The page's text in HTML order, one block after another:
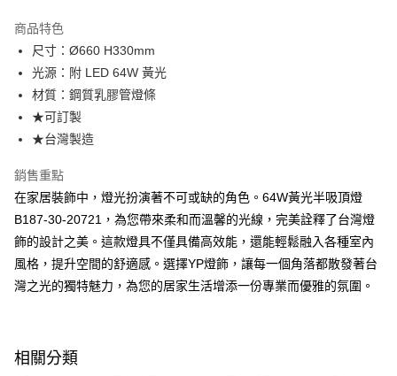
街口支付
悠遊付
Google Pay
全盈+PAY
AFTEE先享後付
相關說明
【關於「AFTEE先享後付」】
AFTEE先享後付是「在收到商品之後才付款」的支付方式。 讓您購物簡單
便利好安心！
１．簡單：不需註冊會員、不需綁卡、不需儲值。
２．便利：只要手機號碼，簡訊認證，即可結帳。
結帳頁面，進行簡訊認證並確認金額後，即可完成結帳。
商品特色
尺寸：Ø660 H330mm
光源：附 LED 64W 黃光
材質：鋼質乳膠管燈條
★可訂製
★台灣製造
銷售重點
在家居裝飾中，燈光扮演著不可或缺的角色。64W黃光半吸頂燈
B187-30-20721，為您帶來柔和而溫馨的光線，完美詮釋了台灣燈
飾的設計之美。這款燈具不僅具備高效能，還能輕鬆融入各種室內
風格，提升空間的舒適感。選擇YP燈飾，讓每一個角落都散發著台
灣之光的獨特魅力，為您的居家生活增添一份專業而優雅的氛圍。
相關分類